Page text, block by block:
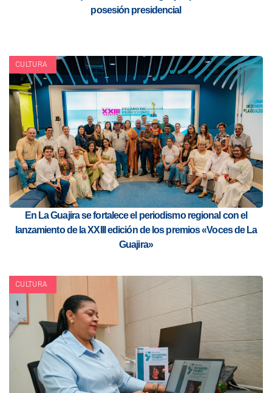
posesión presidencial
CULTURA
En La Guajira se fortalece el periodismo regional con el
lanzamiento de la XXIII edición de los premios «Voces de La
Guajira»
CULTURA